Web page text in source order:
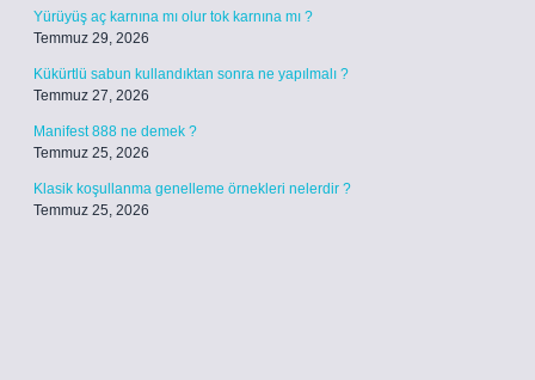
Yürüyüş aç karnına mı olur tok karnına mı ?
Temmuz 29, 2026
Kükürtlü sabun kullandıktan sonra ne yapılmalı ?
Temmuz 27, 2026
Manifest 888 ne demek ?
Temmuz 25, 2026
Klasik koşullanma genelleme örnekleri nelerdir ?
Temmuz 25, 2026